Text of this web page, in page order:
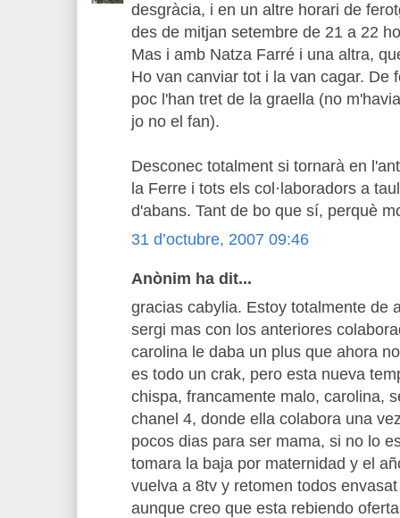
desgràcia, i en un altre horari de
des de mitjan setembre de 21 a 22
Mas i amb Natza Farré i una altra,
Ho van canviar tot i la van cagar. De
poc l'han tret de la graella (no
jo no el fan).
Desconec totalment si tornarà en
la Ferre i tots els col·laboradors a
d'abans. Tant de bo que sí, perquè
31 d’octubre, 2007 09:46
Anònim ha dit...
gracias cabylia. Estoy totalmente de
sergi mas con los anteriores
carolina le daba un plus que ahora
es todo un crak, pero esta nueva
chispa, francamente malo, carolina,
chanel 4, donde ella colabora una
pocos dias para ser mama, si no lo
tomara la baja por maternidad y el
vuelva a 8tv y retomen todos
aunque creo que esta rebiendo